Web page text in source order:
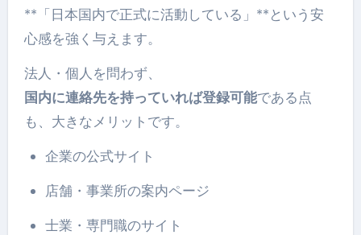
**「日本国内で正式に活動している」**という安
心感を強く与えます。
法人・個人を問わず、
国内に連絡先を持っていれば登録可能である点
も、大きなメリットです。
企業の公式サイト
店舗・事業所の案内ページ
士業・専門職のサイト